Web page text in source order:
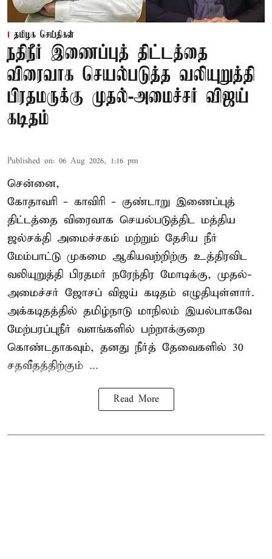
தமிழக செய்திகள்
நதிநீர் இணைப்புத் திட்டத்தை
விரைவாக செயல்படுத்த வலியுறுத்தி
பிரதமருக்கு முதல்-அமைச்சர் விஜய்
கடிதம்
Published on: 06 Aug 2026, 1:16 pm
சென்னை,
கோதாவரி - காவிரி - குண்டாறு இணைப்புத்
திட்டத்தை விரைவாக செயல்படுத்திட மத்திய
ஜல்சக்தி அமைச்சகம் மற்றும் தேசிய நீர்
மேம்பாட்டு முகமை ஆகியவற்றிற்கு உத்திரவிட
வலியுறுத்தி பிரதமர் நரேந்திர மோடிக்கு, முதல்-
அமைச்சர் ஜோசப் விஜய் கடிதம் எழுதியுள்ளார்.
அக்கடிதத்தில் தமிழ்நாடு மாநிலம் இயல்பாகவே
மேற்பரப்புநீர் வளங்களில் பற்றாக்குறை
கொண்டதாகவும், தனது நீர்த் தேவைகளில் 30
சதவீதத்திற்கும் ...
Read More